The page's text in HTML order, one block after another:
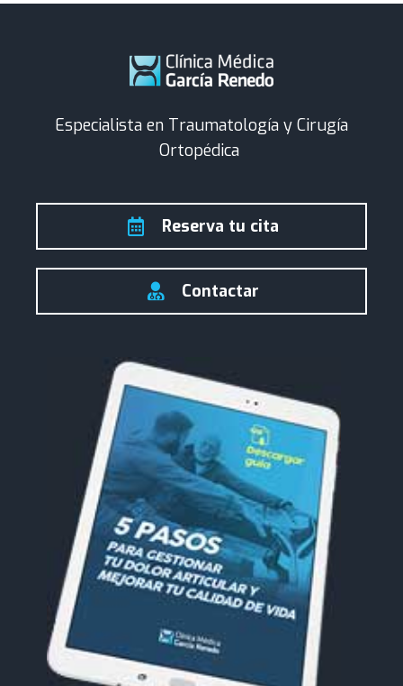
Especialista en Traumatología y Cirugía
Ortopédica
Reserva tu cita
Contactar